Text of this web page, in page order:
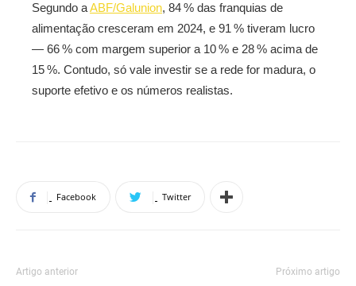
Segundo aABF/Galunion, 84 % das franquias de
alimentação cresceram em 2024, e 91 % tiveram lucro
— 66 % com margem superior a 10 % e 28 % acima de
15 %. Contudo, só vale investir se a rede for madura, o
suporte efetivo e os números realistas.
Facebook Twitter
Artigo anterior Próximo artigo